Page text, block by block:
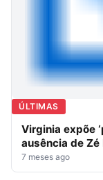
ÚLTIMAS
Virginia expõe
ausência de Zé
7 meses ago